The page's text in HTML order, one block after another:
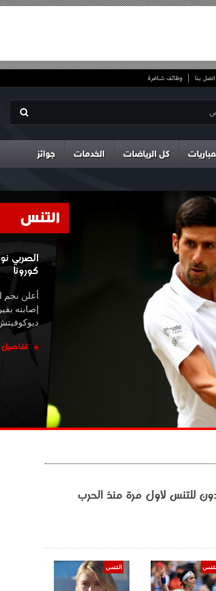
اتصل بنا وظائف شاغرة
كل الرياضات الخدمات جوائز
التنس
الصربي
كورونا
أعلن
إصابته
تفاصيل
للتنس لأول مرة منذ الحرب
التنس